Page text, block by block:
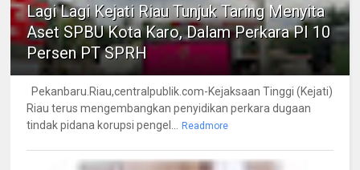
Lagi Lagi Kejati Riau Tunjuk Taring Menyita
Aset SPBU Kota Karo, Dalam Perkara PI 10
Persen PT SPRH
Pekanbaru.Riau,centralpublik.com-Kejaksaan Tinggi (Kejati)
Riau terus mengembangkan penyidikan perkara dugaan
tindak pidana korupsi pengel...
Readmore